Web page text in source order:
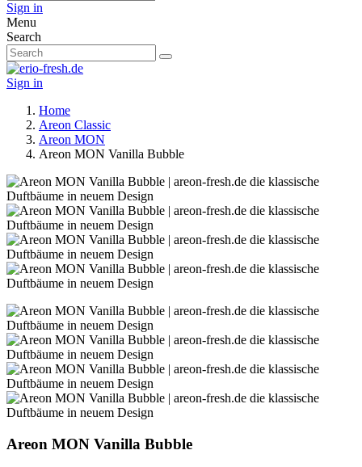
Sign in
Menu
Search
Sign in
Home
Areon Classic
Areon MON
Areon MON Vanilla Bubble
Areon MON Vanilla Bubble